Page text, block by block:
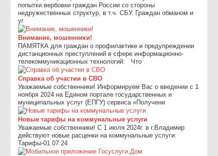
попытки вербовки граждан России со стороны
недружественных структур, в т.ч. СБУ. Граждан обманом и
уг
Внимание, мошенники!
ПАМЯТКА для граждан о профилактике и предупреждении
дистанционных преступлений в сфере информационно-
телекоммуникационных технологий: Что
Справка об участии в СВО
Уважаемые собственники! Информируем Вас о введении с 1
ноября 2024 на Едином портале государственных и
муниципальных услуг (ЕПГУ) сервиса «Получени
Новые тарифы на коммунальные услуги
Уважаемые собственники! С 1 июля 2024г. в г.Владимир
действуют новые расценки на коммунальные услуги:
Тарифы-01.07.24